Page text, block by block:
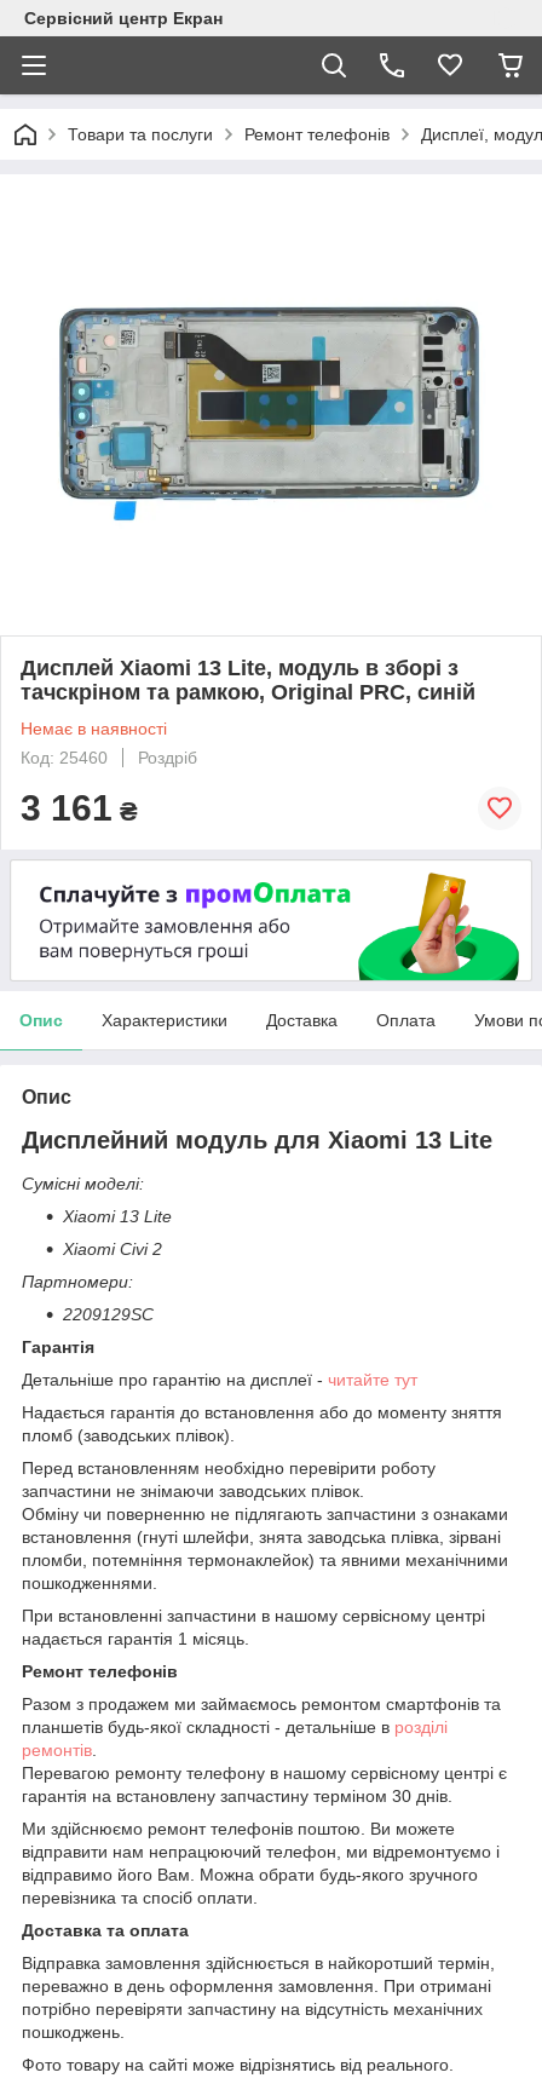
Сервісний центр Екран
Товари та послуги Ремонт телефонів Дисплеї,
Дисплей Xiaomi 13 Lite, модуль в зборі з
тачскріном та рамкою, Original PRC, синій
Немає в наявності
Код: 25460
Роздріб
3 161 ₴
Опис Характеристики Доставка Оплата Умови
Опис
Дисплейний модуль для Xiaomi 13 Lite
Сумісні моделі:
Xiaomi 13 Lite
Xiaomi Civi 2
Партномери:
2209129SC
Гарантія
Детальніше про гарантію на дисплеї - читайте тут
Надається гарантія до встановлення або до моменту зняття
пломб (заводських плівок).
Перед встановленням необхідно перевірити роботу
запчастини не знімаючи заводських плівок.
Обміну чи поверненню не підлягають запчастини з ознаками
встановлення (гнуті шлейфи, знята заводська плівка, зірвані
пломби, потемніння термонаклейок) та явними механічними
пошкодженнями.
При встановленні запчастини в нашому сервісному центрі
надається гарантія 1 місяць.
Ремонт телефонів
Разом з продажем ми займаємось ремонтом смартфонів та
планшетів будь-якої складності - детальніше в розділі
ремонтів
Перевагою ремонту телефону в нашому сервісному центрі є
гарантія на встановлену запчастину терміном 30 днів.
Ми здійснюємо ремонт телефонів поштою. Ви можете
відправити нам непрацюючий телефон, ми відремонтуємо і
відправимо його Вам. Можна обрати будь-якого зручного
перевізника та спосіб оплати.
Доставка та оплата
Відправка замовлення здійснюється в найкоротший термін,
переважно в день оформлення замовлення. При отримані
потрібно перевіряти запчастину на відсутність механічних
пошкоджень.
Фото товару на сайті може відрізнятись від реального.